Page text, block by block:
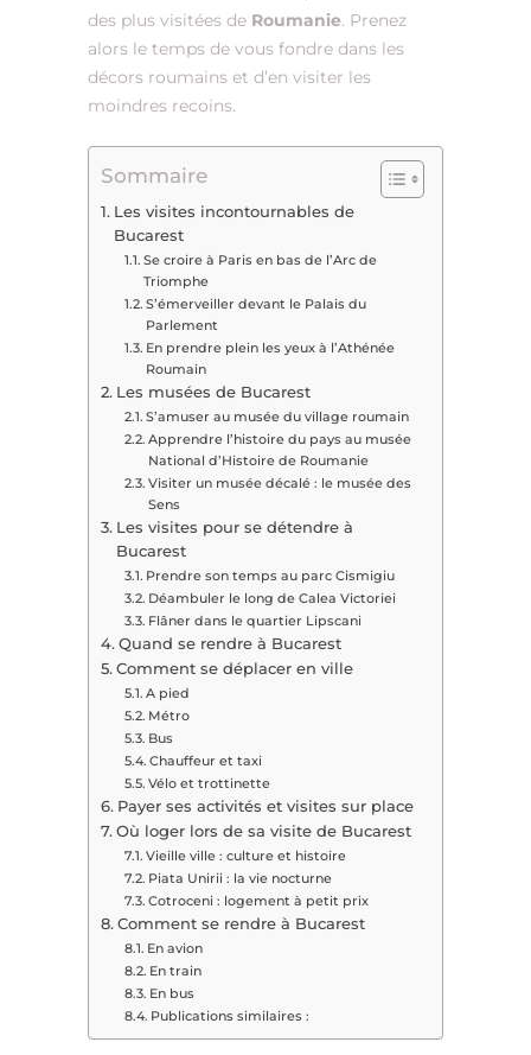
des plus visitées de Roumanie. Prenez
alors le temps de vous fondre dans les
décors roumains et d’en visiter les
moindres recoins.
Sommaire
Les visites incontournables de
Bucarest
Se croire à Paris en bas de l’Arc de
Triomphe
S’émerveiller devant le Palais du
Parlement
En prendre plein les yeux à l’Athénée
Roumain
Les musées de Bucarest
S’amuser au musée du village roumain
Apprendre l’histoire du pays au musée
National d’Histoire de Roumanie
Visiter un musée décalé : le musée des
Sens
Les visites pour se détendre à
Bucarest
Prendre son temps au parc Cismigiu
Déambuler le long de Calea Victoriei
Flâner dans le quartier Lipscani
Quand se rendre à Bucarest
Comment se déplacer en ville
A pied
Métro
Bus
Chauffeur et taxi
Vélo et trottinette
Payer ses activités et visites sur place
Où loger lors de sa visite de Bucarest
Vieille ville : culture et histoire
Piata Unirii : la vie nocturne
Cotroceni : logement à petit prix
Comment se rendre à Bucarest
En avion
En train
En bus
Publications similaires :